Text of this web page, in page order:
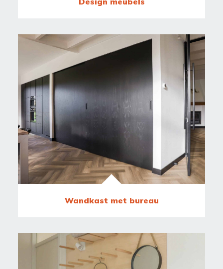
Wandkast met bureau